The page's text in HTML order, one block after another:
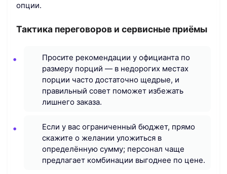
опции.
Тактика переговоров и сервисные приёмы
Просите рекомендации у официанта по
размеру порций — в недорогих местах
порции часто достаточно щедрые, и
правильный совет поможет избежать
лишнего заказа.
Если у вас ограниченный бюджет, прямо
скажите о желании уложиться в
определённую сумму; персонал чаще
предлагает комбинации выгоднее по цене.